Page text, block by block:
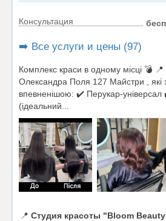
Консультация
➡️ Все услуги и цены (97)
Комплекс краси в одному місці 💣 📍
Олександра Поля 127 Майстри , які
впевненішою: ✔️ Перукар-
(ідеальний...
📍 Студия красоты "Bloom